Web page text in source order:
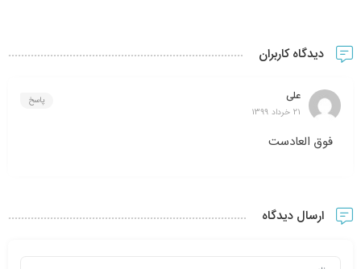
دیدگاه کاربران
علی
21 خرداد 1399
پاسخ
فوق العادست
ارسال دیدگاه